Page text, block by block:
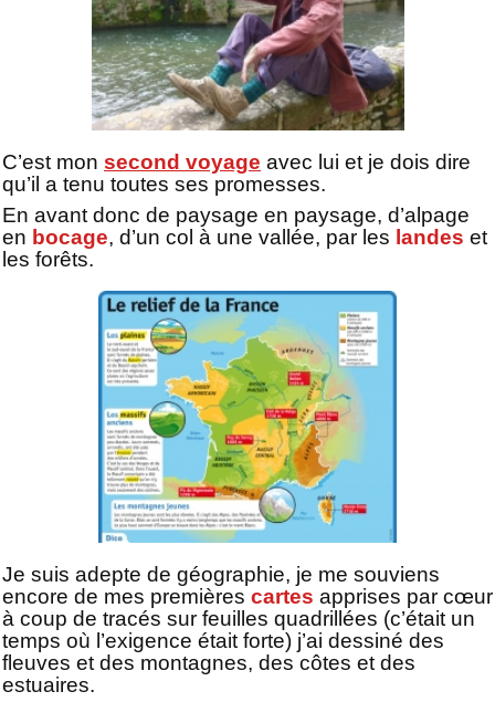
C’est mon second voyage avec lui et je dois dire
qu’il a tenu toutes ses promesses.
En avant donc de paysage en paysage, d’alpage
en bocage, d’un col à une vallée, par les landes et
les forêts.
Je suis adepte de géographie, je me souviens
encore de mes premières cartes apprises par cœur
à coup de tracés sur feuilles quadrillées (c’était un
temps où l’exigence était forte) j’ai dessiné des
fleuves et des montagnes, des côtes et des
estuaires.